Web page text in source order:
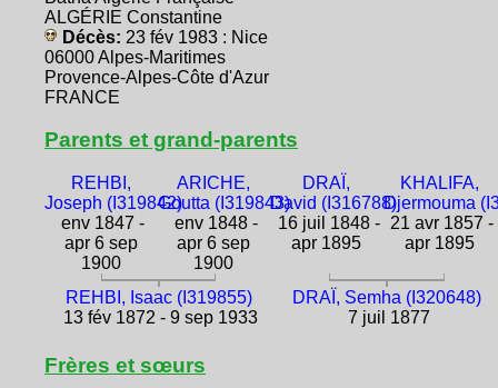
ALGÉRIE Constantine
Décès: 23 fév 1983 : Nice
06000 Alpes-Maritimes
Provence-Alpes-Côte d'Azur
FRANCE
Parents et grand-parents
REHBI,
Joseph (I319842)
env 1847 -
apr 6 sep
1900
ARICHE,
Goutta (I319843)
env 1848 -
apr 6 sep
1900
DRAÏ,
David (I316788)
16 juil 1848 -
apr 1895
KHALIFA,
Djermouma
21 avr 1857 -
apr 1895
REHBI, Isaac (I319855)
13 fév 1872 - 9 sep 1933
DRAÏ, Semha (I320648)
7 juil 1877
Frères et sœurs